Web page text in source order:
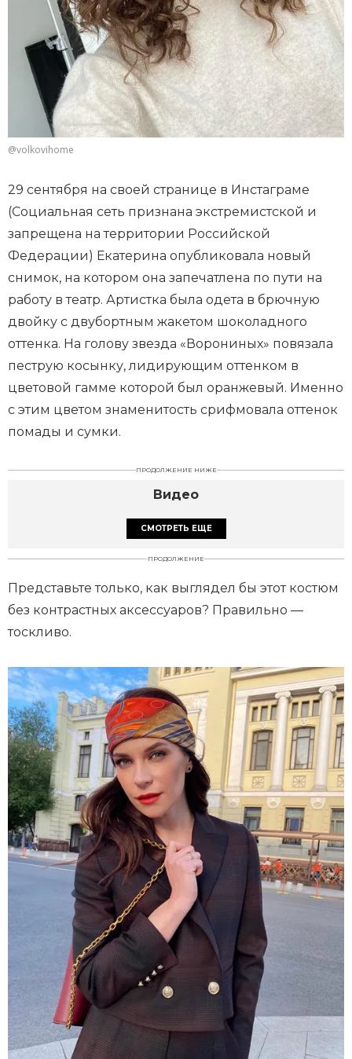
@volkovihome
29 сентября на своей странице в Инстаграме
(Социальная сеть признана экстремистской и
запрещена на территории Российской
Федерации) Екатерина опубликовала новый
снимок, на котором она запечатлена по пути на
работу в театр. Артистка была одета в брючную
двойку с двубортным жакетом шоколадного
оттенка. На голову звезда «Ворониных» повязала
пеструю косынку, лидирующим оттенком в
цветовой гамме которой был оранжевый. Именно
с этим цветом знаменитость срифмовала оттенок
помады и сумки.
ПРОДОЛЖЕНИЕ НИЖЕ
Видео
СМОТРЕТЬ ЕЩЕ
ПРОДОЛЖЕНИЕ
Представьте только, как выглядел бы этот костюм
без контрастных аксессуаров? Правильно —
тоскливо.